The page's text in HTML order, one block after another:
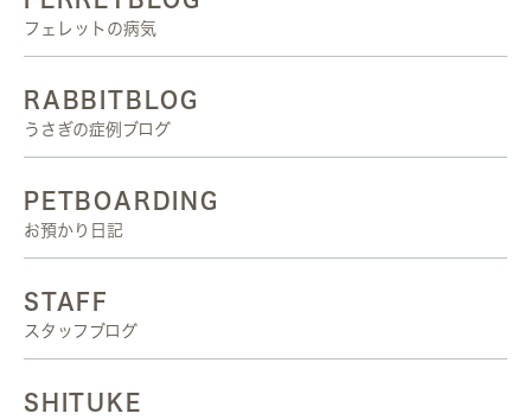
フェレットの病気
RABBITBLOG
うさぎの症例ブログ
PETBOARDING
お預かり日記
STAFF
スタッフブログ
SHITUKE